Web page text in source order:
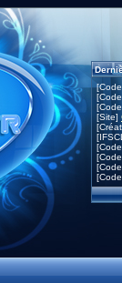
[Site]